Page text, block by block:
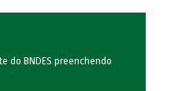
do BNDES preenchendo